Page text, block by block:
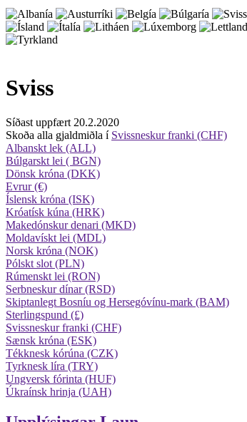
Sviss
Síðast uppfært 20.2.2020
Skoða alla gjaldmiðla í Svissneskur franki (CHF)
Albanskt lek (ALL)
Búlgarskt lei ( BGN)
Dönsk króna (DKK)
Evrur (€)
Íslensk króna (ISK)
Króatísk kúna (HRK)
Makedónskur denari (MKD)
Moldavískt lei (MDL)
Norsk króna (NOK)
Pólskt slot (PLN)
Rúmenskt lei (RON)
Serbneskur dínar (RSD)
Skiptanlegt Bosníu og Hersegóvínu-mark (BAM)
Sterlingspund (£)
Svissneskur franki (CHF)
Sænsk króna (ESK)
Tékknesk kórúna (CZK)
Tyrknesk líra (TRY)
Ungversk fórinta (HUF)
Úkraínsk hrinja (UAH)